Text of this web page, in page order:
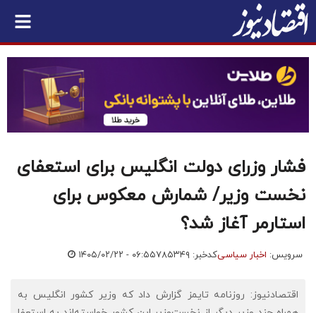
فشار وزرای دولت انگلیس برای استعفای
نخست وزیر/ شمارش معکوس برای
استارمر آغاز شد؟
سرویس: اخبار سیاسیکدخبر: ۷۸۵۳۴۹ ۱۴۰۵/۰۲/۲۲ - ۰۶:۵۵
اقتصادنیوز: روزنامه تایمز گزارش داد که وزیر کشور انگلیس به